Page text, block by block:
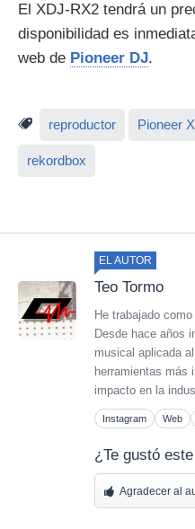
El XDJ-RX2 tendrá un
disponibilidad es
web de Pioneer DJ.
reproductor Pioneer
rekordbox
EL AUTOR
Teo Tormo
He trabajado
Desde hace años
musical aplicada
herramientas más
impacto en la
Instagram Web
¿Te gustó
Agradecer al